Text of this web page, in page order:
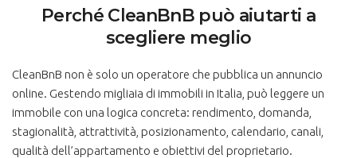
Perché CleanBnB può aiutarti a
scegliere meglio
CleanBnB non è solo un operatore che pubblica un annuncio
online. Gestendo migliaia di immobili in Italia, può leggere un
immobile con una logica concreta: rendimento, domanda,
stagionalità, attrattività, posizionamento, calendario, canali,
qualità dell’appartamento e obiettivi del proprietario.